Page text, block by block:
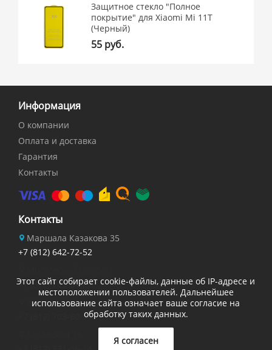
Защитное стекло "Полное
покрытие" для Xiaomi Mi 11T
(Черный)
55 руб.
Информация
О компании
Оплата и доставка
Гарантия
Контакты
Контакты
Маршала Казакова 35
+7 (812) 642-72-52
+7 (812) 703-84-27
Есенина 32
+7 (812) 703-60-14
Этот сайт собирает cookie-файлы, данные об IP-адресе и
местоположении пользователей. Дальнейшее
использование сайта означает ваше согласие на
обработку таких данных.
Я согласен